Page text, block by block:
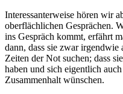
Interessanterweise hören wir
oberflächlichen Gesprächen.
ins Gespräch kommt, erfährt
dann, dass sie zwar
Zeiten der Not suchen; dass
haben und sich eigentlich
Zusammenhalt wünschen.